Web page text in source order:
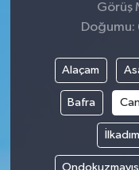
Görüş
Doğumu:
Alaçam
Bafra
İlkadım
Ondokuzmayıs